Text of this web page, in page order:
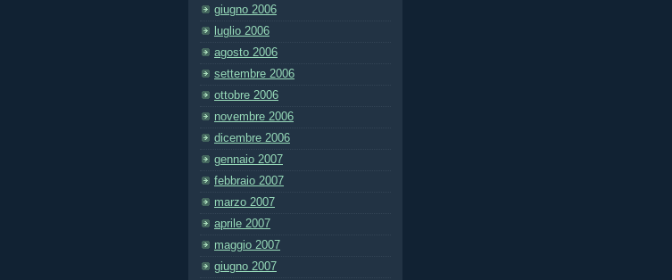
giugno 2006
luglio 2006
agosto 2006
settembre 2006
ottobre 2006
novembre 2006
dicembre 2006
gennaio 2007
febbraio 2007
marzo 2007
aprile 2007
maggio 2007
giugno 2007